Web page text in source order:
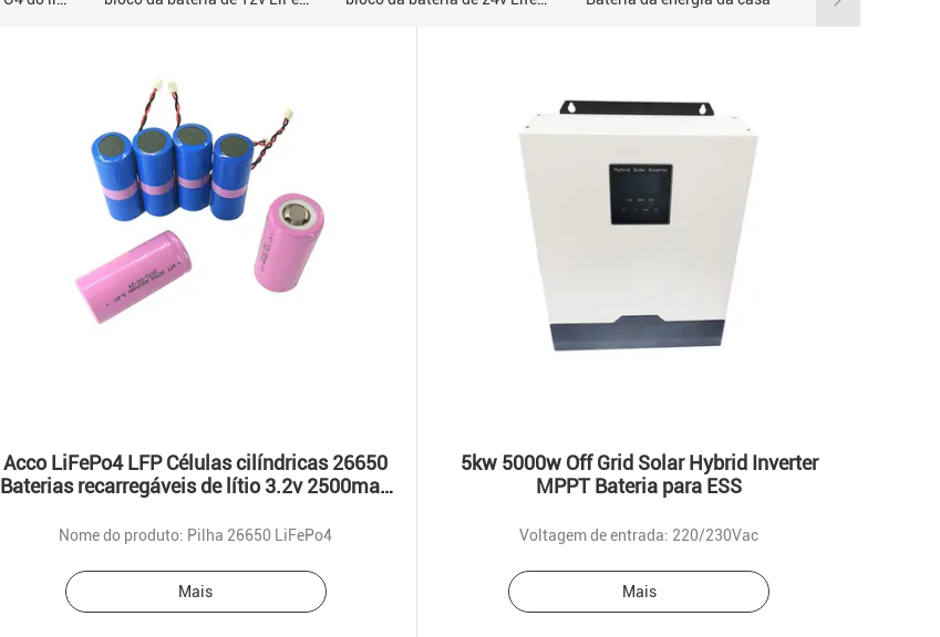
Acco LiFePo4 LFP Células cilíndricas 26650
Baterias recarregáveis de lítio 3.2v 2500mah
Nome do produto: Pilha 26650 LiFePo4
Mais
5kw 5000w Off Grid Solar Hybrid Inverter
MPPT Bateria para ESS
Voltagem de entrada: 220/230Vac
Mais